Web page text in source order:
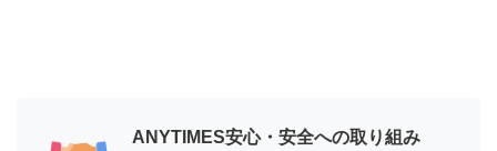
ANYTIMES安心・安全への取り組み